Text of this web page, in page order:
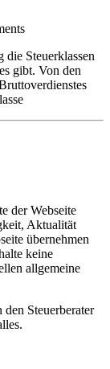
die Steuerklassen
gibt. Von den
der Webseite
Aktualität
übernehmen
keine
allgemeine
Steuerberater